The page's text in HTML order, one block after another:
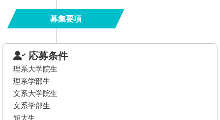
募集要項
応募条件
理系大学院生
理系学部生
文系大学院生
文系学部生
短大生